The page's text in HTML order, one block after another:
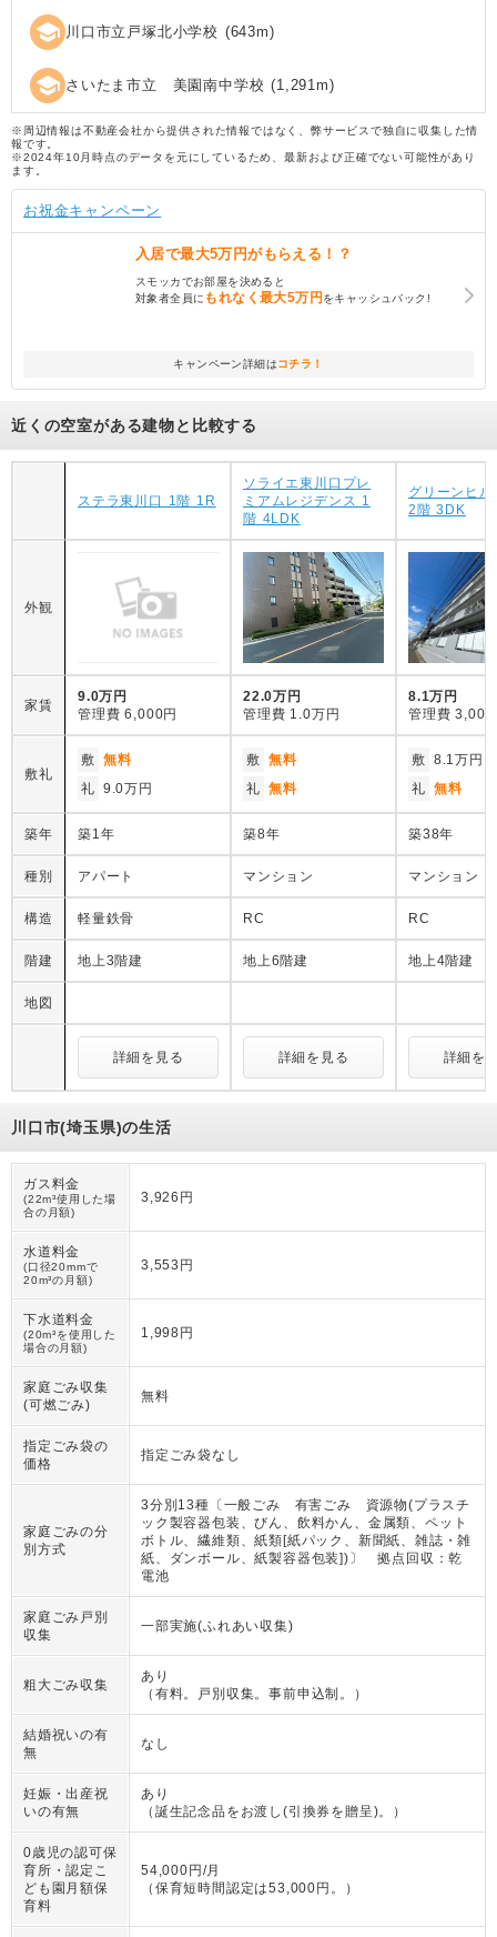
school 川口市立戸塚北小学校 (643m)
school さいたま市立 美園南中学校 (1,291m)
※周辺情報は不動産会社から提供された情報ではなく、弊サービスで独自に収集した情
報です。
※2024年10月時点のデータを元にしているため、最新および正確でない可能性があり
ます。
お祝金キャンペーン
入居で最大5万円がもらえる！？
スモッカでお部屋を決めると
対象者全員に もれなく最大5万円をキャッシュバック!
キャンペーン詳細はコチラ！
近くの空室がある建物と比較する
ステラ東川口 1階 1R
ソライエ東川口プレ
ミアムレジデンス 1
階 4LDK
グリーンヒル
2階 3DK
外観
家賃
9.0万円
管理費 6,000円
22.0万円
管理費 1.0万円
8.1万円
管理費 3,000
敷礼
敷 無料
礼 9.0万円
敷 無料
礼 無料
敷 8.1万円
礼 無料
築年 築1年 築8年 築38年
種別 アパート マンション マンション
構造 軽量鉄骨 RC RC
階建 地上3階建 地上6階建 地上4階建
地図
詳細を見る 詳細を見る 詳細を
川口市(埼玉県)の生活
ガス料金
(22m³使用した場
合の月額)
3,926円
水道料金
(口径20mmで
20m³の月額)
3,553円
下水道料金
(20m³を使用した
場合の月額)
1,998円
家庭ごみ収集
(可燃ごみ)
無料
指定ごみ袋の
価格
指定ごみ袋なし
家庭ごみの分
別方式
3分別13種〔一般ごみ 有害ごみ 資源物(プラスチ
ック製容器包装、びん、飲料かん、金属類、ペット
ボトル、繊維類、紙類[紙パック、新聞紙、雑誌・雑
紙、ダンボール、紙製容器包装])〕 拠点回収：乾
電池
家庭ごみ戸別
収集
一部実施(ふれあい収集)
粗大ごみ収集
あり
（ 有料。戸別収集。事前申込制。 ）
結婚祝いの有
無
なし
妊娠・出産祝
いの有無
あり
（ 誕生記念品をお渡し(引換券を贈呈)。 ）
0歳児の認可保
育所・認定こ
ども園月額保
育料
54,000円/月
（ 保育短時間認定は53,000円。 ）